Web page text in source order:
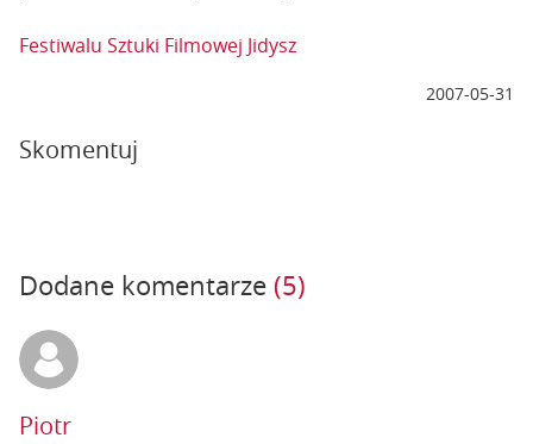
Festiwalu Sztuki Filmowej Jidysz
2007-05-31
Skomentuj
Dodane komentarze (5)
Piotr